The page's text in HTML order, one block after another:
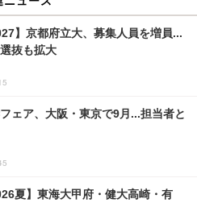
】京都府立大、募集人員を増員...
抜も拡大
ェア、大阪・東京で9月...担当者と
夏】東海大甲府・健大高崎・有